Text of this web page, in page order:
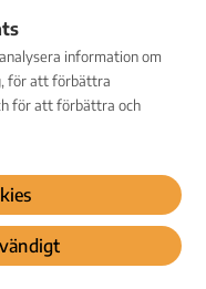
information om
för att förbättra
för att förbättra och